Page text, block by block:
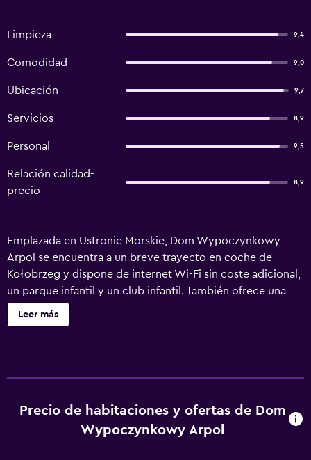
Limpieza 9,4
Comodidad 9,0
Ubicación 9,7
Servicios 8,9
Personal 9,5
Relación calidad-
precio
8,9
Emplazada en Ustronie Morskie, Dom Wypoczynkowy
Arpol se encuentra a un breve trayecto en coche de
Kołobrzeg y dispone de internet Wi-Fi sin coste adicional,
un parque infantil y un club infantil. También ofrece una
sala de juegos, una biblioteca y alquiler de bicicletas. Las
modernas habitaciones de alquiler de la propiedad
desayuno que se ofrece todos los días en Dom
Wypoczynkowy Arpol antes de dirigirse a explorar la zona
Leer más
Precio de habitaciones y ofertas de Dom
Wypoczynkowy Arpol